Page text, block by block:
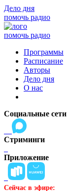
Дело дня
помочь радио
помочь радио
Программы
Расписание
Авторы
Дело дня
О нас
Социальные сети
Стриминги
Приложение
Сейчас в эфире: